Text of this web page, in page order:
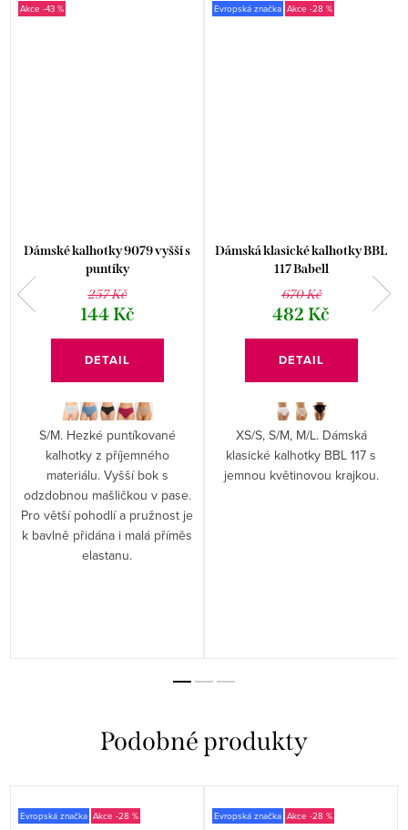
-43 %
Dámské kalhotky 9079 vyšší s
puntíky
257 Kč
144 Kč
DETAIL
S/M. Hezké puntíkované
kalhotky z příjemného
materiálu. Vyšší bok s
odzdobnou mašličkou v pase.
Pro větší pohodlí a pružnost je
k bavlně přidána i malá příměs
elastanu.
Evropská značka -28 %
Dámská klasické kalhotky BBL
117 Babell
670 Kč
482 Kč
DETAIL
XS/S, S/M, M/L. Dámská
klasické kalhotky BBL 117 s
jemnou květinovou krajkou.
Evropská značka -28 % Evropská značka -28 %